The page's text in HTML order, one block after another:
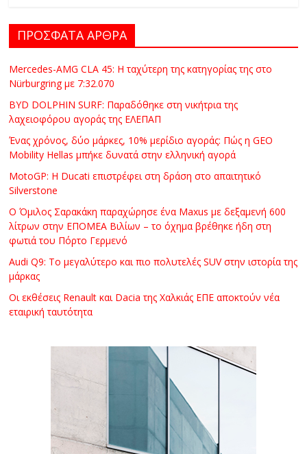
ΠΡΟΣΦΑΤΑ ΑΡΘΡΑ
Mercedes-AMG CLA 45: Η ταχύτερη της κατηγορίας της στο
Nürburgring με 7:32.070
BYD DOLPHIN SURF: Παραδόθηκε στη νικήτρια της
λαχειοφόρου αγοράς της ΕΛΕΠΑΠ
Ένας χρόνος, δύο μάρκες, 10% μερίδιο αγοράς: Πώς η GEO
Mobility Hellas μπήκε δυνατά στην ελληνική αγορά
MotoGP: Η Ducati επιστρέφει στη δράση στο απαιτητικό
Silverstone
Ο Όμιλος Σαρακάκη παραχώρησε ένα Maxus με δεξαμενή 600
λίτρων στην ΕΠΟΜΕΑ Βιλίων – το όχημα βρέθηκε ήδη στη
φωτιά του Πόρτο Γερμενό
Audi Q9: Το μεγαλύτερο και πιο πολυτελές SUV στην ιστορία της
μάρκας
Οι εκθέσεις Renault και Dacia της Χαλκιάς ΕΠΕ αποκτούν νέα
εταιρική ταυτότητα